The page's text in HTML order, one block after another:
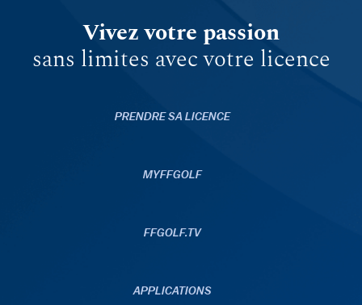
Vivez votre passion
sans limites avec votre licence
PRENDRE SA LICENCE
MYFFGOLF
FFGOLF.TV
APPLICATIONS